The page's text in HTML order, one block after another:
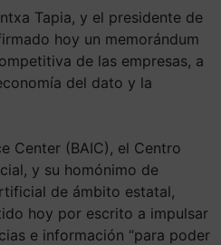
Tapia, y el presidente de
hoy un memorándum
de las empresas, a
del dato y la
Center (BAIC), el Centro
y su homónimo de
de ámbito estatal,
hoy por escrito a impulsar
e información “para poder